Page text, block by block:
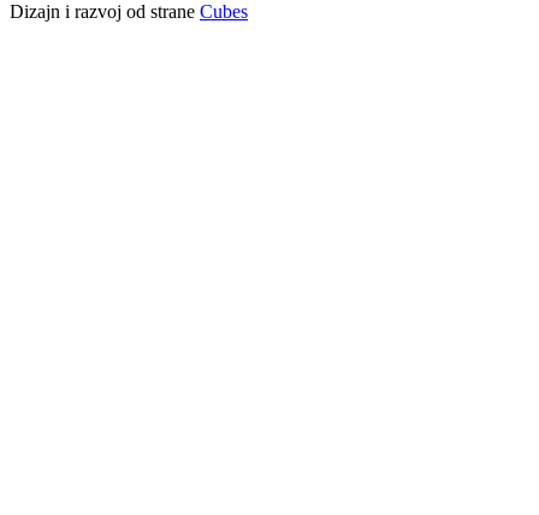
Dizajn i razvoj od strane Cubes